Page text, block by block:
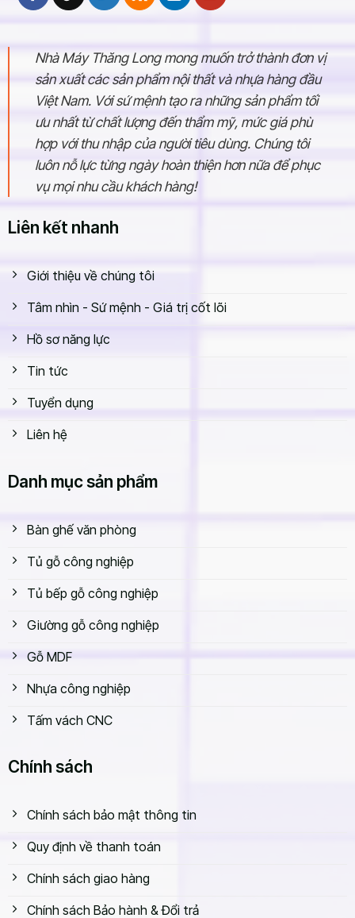
Nhà Máy Thăng Long mong muốn trở thành đơn vị
sản xuất các sản phẩm nội thất và nhựa hàng đầu
Việt Nam. Với sứ mệnh tạo ra những sản phẩm tối
ưu nhất từ chất lượng đến thẩm mỹ, mức giá phù
hợp với thu nhập của người tiêu dùng. Chúng tôi
luôn nỗ lực từng ngày hoàn thiện hơn nữa để phục
vụ mọi nhu cầu khách hàng!
Liên kết nhanh
Giới thiệu về chúng tôi
Tâm nhìn - Sứ mệnh - Giá trị cốt lõi
Hồ sơ năng lực
Tin tức
Tuyển dụng
Liên hệ
Danh mục sản phẩm
Bàn ghế văn phòng
Tủ gỗ công nghiệp
Tủ bếp gỗ công nghiệp
Giường gỗ công nghiệp
Gỗ MDF
Nhựa công nghiệp
Tấm vách CNC
Chính sách
Chính sách bảo mật thông tin
Quy định về thanh toán
Chính sách giao hàng
Chính sách Bảo hành & Đổi trả